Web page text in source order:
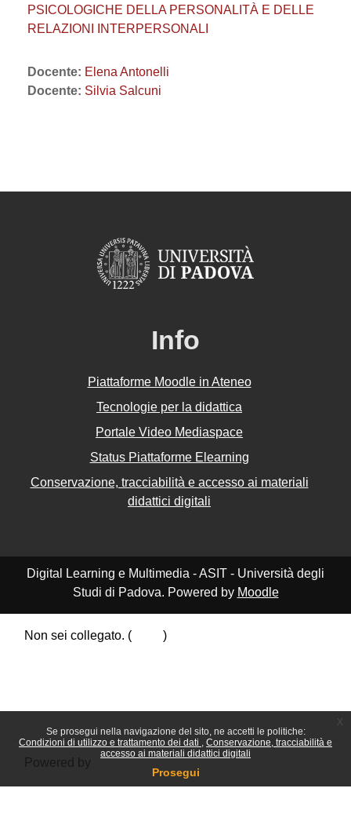
Se prosegui nella navigazione del sito, ne accetti le politiche:
Condizioni di utilizzo e trattamento dei dati
Conservazione, tracciabilità e
accesso ai materiali didattici digitali
Prosegui
PSICOLOGICHE DELLA PERSONALITÀ E DELLE
RELAZIONI INTERPERSONALI
Docente: Elena Antonelli
Docente: Silvia Salcuni
Info
Piattaforme Moodle in Ateneo
Tecnologie per la didattica
Portale Video Mediaspace
Status Piattaforme Elearning
Conservazione, tracciabilità e accesso ai materiali
didattici digitali
Digital Learning e Multimedia - ASIT - Università degli
Studi di Padova. Powered by Moodle
Non sei collegato. (
)
Powered by Moodle